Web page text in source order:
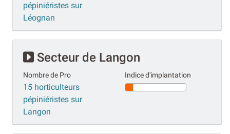
pépiniéristes sur
Léognan
Secteur de Langon
Nombre de Pro
15 horticulteurs
pépiniéristes sur
Langon
Indice d'implantation